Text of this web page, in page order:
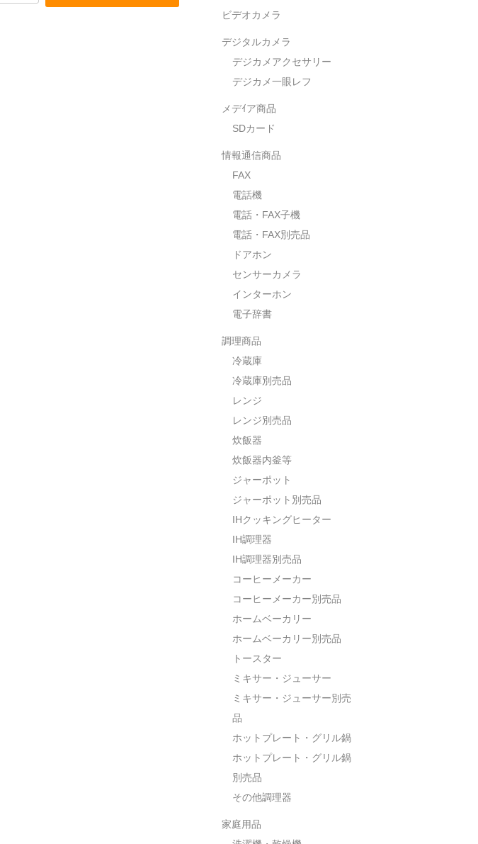
ビデオカメラ
デジタルカメラ
デジカメアクセサリー
デジカメ一眼レフ
メデｲア商品
SDカード
情報通信商品
FAX
電話機
電話・FAX子機
電話・FAX別売品
ドアホン
センサーカメラ
インターホン
電子辞書
調理商品
冷蔵庫
冷蔵庫別売品
レンジ
レンジ別売品
炊飯器
炊飯器内釜等
ジャーポット
ジャーポット別売品
IHクッキングヒーター
IH調理器
IH調理器別売品
コーヒーメーカー
コーヒーメーカー別売品
ホームベーカリー
ホームベーカリー別売品
トースター
ミキサー・ジューサー
ミキサー・ジューサー別売
品
ホットプレート・グリル鍋
ホットプレート・グリル鍋
別売品
その他調理器
家庭用品